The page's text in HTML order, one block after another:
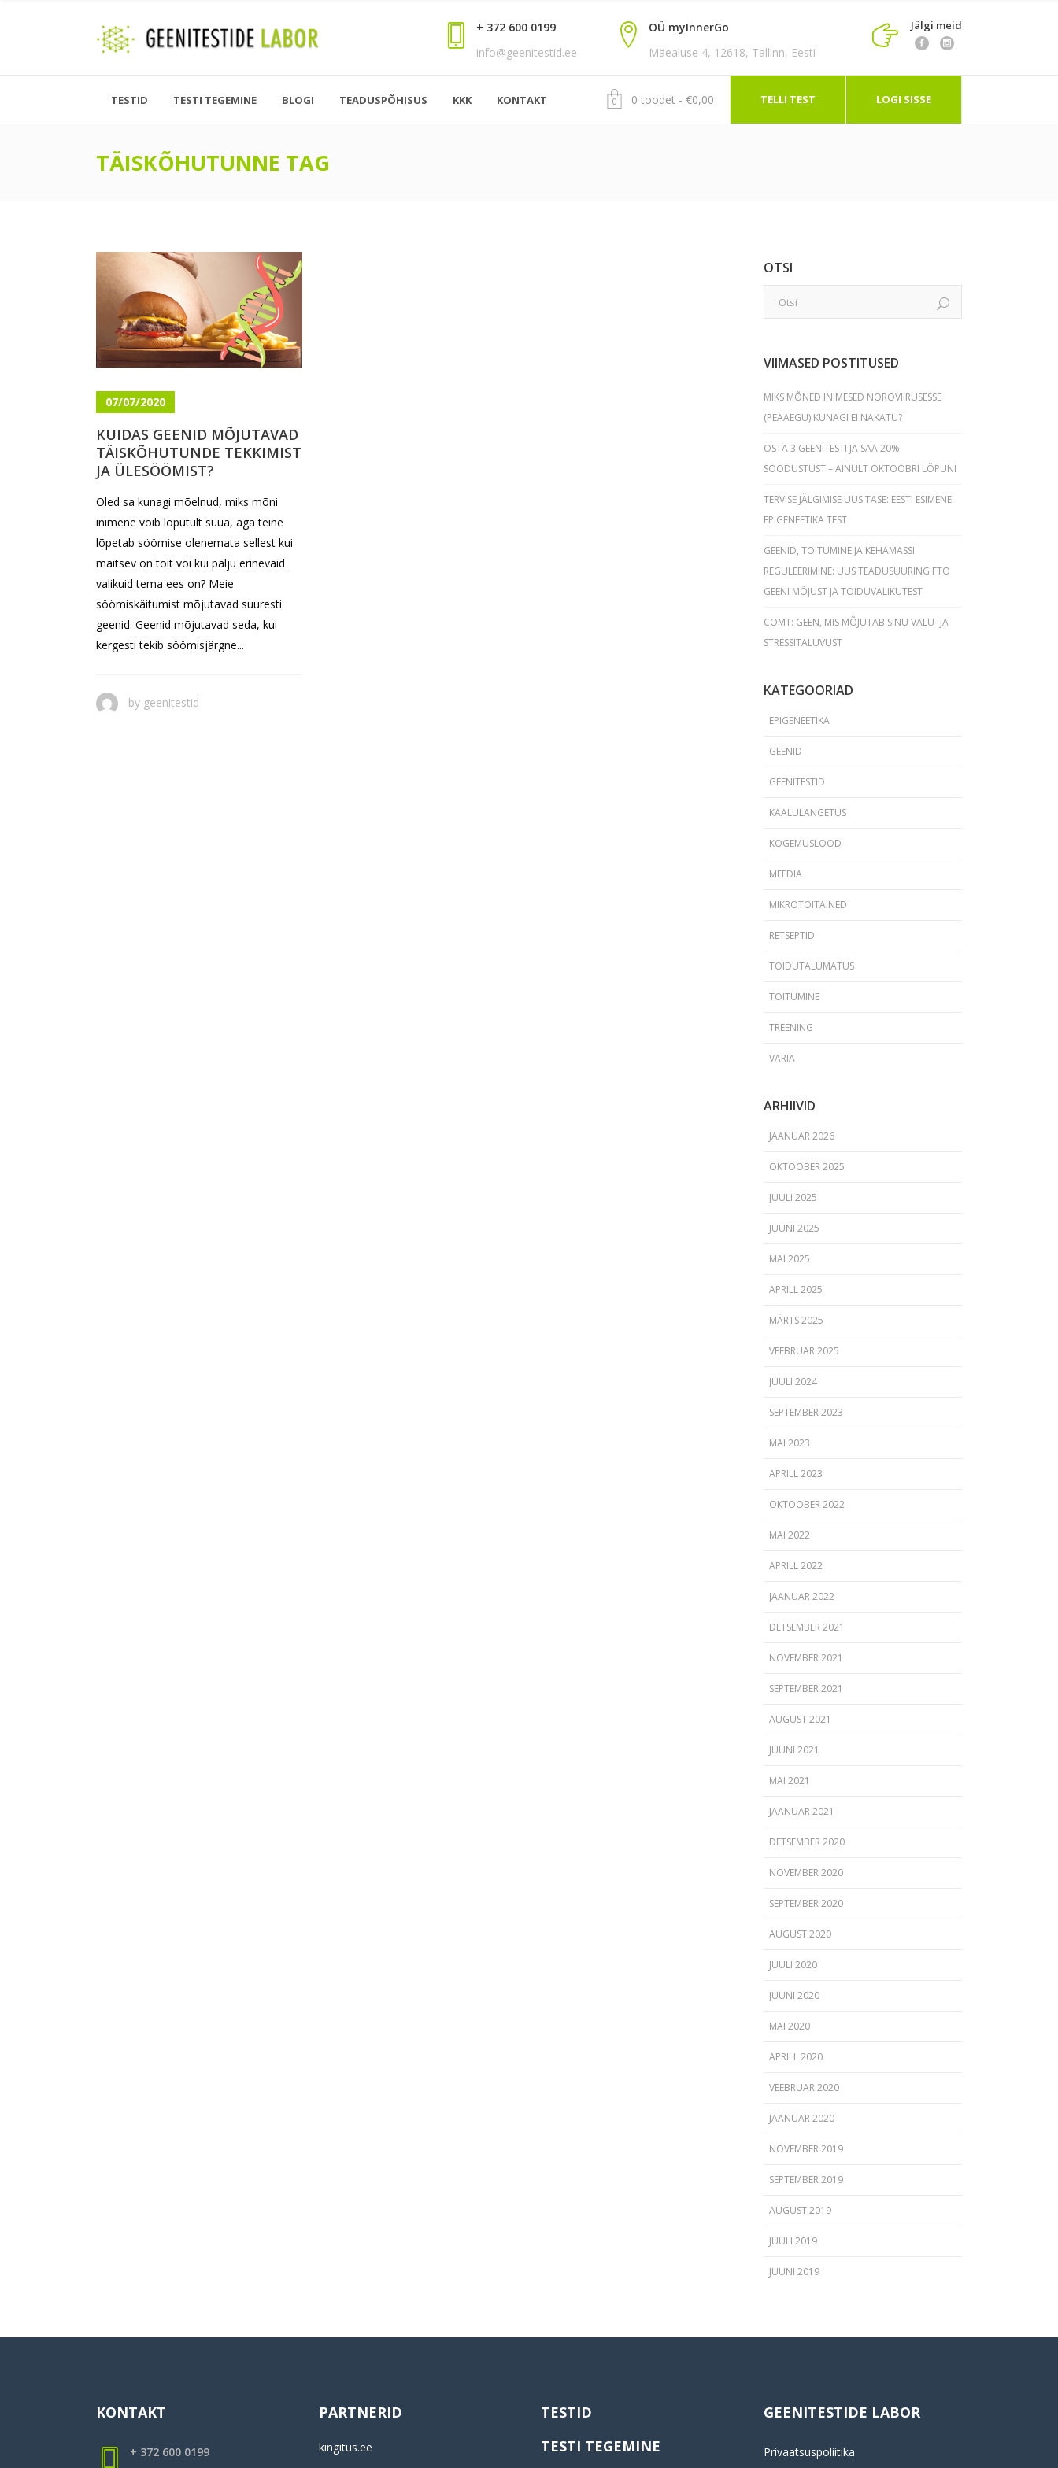
+ 372 600 0199
info@geenitestid.ee
OÜ myInnerGo
Mäealuse 4, 12618, Tallinn, Eesti
Jälgi meid
TESTID TESTI TEGEMINE BLOGI TEADUSPÕHISUS KKK KONTAKT 0 0 toodet €0,00 TELLI TEST LOGI SISSE
TÄISKÕHUTUNNE TAG
07/07/2020
KUIDAS GEENID MÕJUTAVAD
TÄISKÕHUTUNDE TEKKIMIST
JA ÜLESÖÖMIST?
Oled sa kunagi mõelnud, miks mõni
inimene võib lõputult süüa, aga teine
lõpetab söömise olenemata sellest kui
maitsev on toit või kui palju erinevaid
valikuid tema ees on? Meie
söömiskäitumist mõjutavad suuresti
geenid. Geenid mõjutavad seda, kui
kergesti tekib söömisjärgne...
by geenitestid
OTSI
VIIMASED POSTITUSED
MIKS MÕNED INIMESED NOROVIIRUSESSE
(PEAAEGU) KUNAGI EI NAKATU?
OSTA 3 GEENITESTI JA SAA 20%
SOODUSTUST – AINULT OKTOOBRI LÕPUNI
TERVISE JÄLGIMISE UUS TASE: EESTI ESIMENE
EPIGENEETIKA TEST
GEENID, TOITUMINE JA KEHAMASSI
REGULEERIMINE: UUS TEADUSUURING FTO
GEENI MÕJUST JA TOIDUVALIKUTEST
COMT: GEEN, MIS MÕJUTAB SINU VALU- JA
STRESSITALUVUST
KATEGOORIAD
EPIGENEETIKA
GEENID
GEENITESTID
KAALULANGETUS
KOGEMUSLOOD
MEEDIA
MIKROTOITAINED
RETSEPTID
TOIDUTALUMATUS
TOITUMINE
TREENING
VARIA
ARHIIVID
JAANUAR 2026
OKTOOBER 2025
JUULI 2025
JUUNI 2025
MAI 2025
APRILL 2025
MÄRTS 2025
VEEBRUAR 2025
JUULI 2024
SEPTEMBER 2023
MAI 2023
APRILL 2023
OKTOOBER 2022
MAI 2022
APRILL 2022
JAANUAR 2022
DETSEMBER 2021
NOVEMBER 2021
SEPTEMBER 2021
AUGUST 2021
JUUNI 2021
MAI 2021
JAANUAR 2021
DETSEMBER 2020
NOVEMBER 2020
SEPTEMBER 2020
AUGUST 2020
JUULI 2020
JUUNI 2020
MAI 2020
APRILL 2020
VEEBRUAR 2020
JAANUAR 2020
NOVEMBER 2019
SEPTEMBER 2019
AUGUST 2019
JUULI 2019
JUUNI 2019
KONTAKT
+ 372 600 0199
PARTNERID
kingitus.ee
TESTID
TESTI TEGEMINE
GEENITESTIDE LABOR
Privaatsuspoliitika